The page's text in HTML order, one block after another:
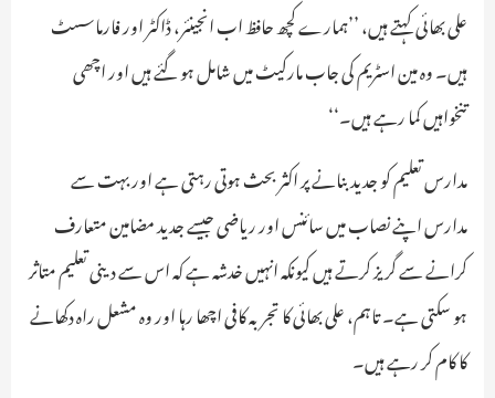
علی بھائی کہتے ہیں، ’’ہمارے کچھ حافظ اب انجینئر، ڈاکٹر اور فارماسسٹ
ہیں۔ وہ مین اسٹریم کی جاب مارکیٹ میں شامل ہو گئے ہیں اور اچھی
تنخواہیں کما رہے ہیں۔‘‘
مدارس تعلیم کو جدید بنانے پر اکثر بحث ہوتی رہتی ہے اور بہت سے
مدارس اپنے نصاب میں سائنس اور ریاضی جیسے جدید مضامین متعارف
کرانے سے گریز کرتے ہیں کیونکہ انہیں خدشہ ہے کہ اس سے دینی تعلیم متاثر
ہو سکتی ہے۔ تاہم، علی بھائی کا تجربہ کافی اچھا رہا اور وہ مشعل راہ دکھانے
کا کام کر رہے ہیں۔